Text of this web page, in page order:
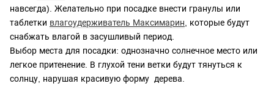
навсегда). Желательно при посадке внести гранулы или
таблетки влагоудерживатель Максимарин , которые будут
снабжать влагой в засушливый период.
Выбор места для посадки: однозначно солнечное место или
легкое притенение. В глухой тени ветки будут тянуться к
солнцу, нарушая красивую форму дерева.